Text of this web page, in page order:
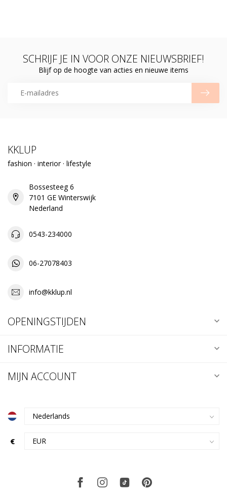
SCHRIJF JE IN VOOR ONZE NIEUWSBRIEF!
Blijf op de hoogte van acties en nieuwe items
KKLUP
fashion · interior · lifestyle
Bossesteeg 6
7101 GE Winterswijk
Nederland
0543-234000
06-27078403
info@kklup.nl
OPENINGSTIJDEN
INFORMATIE
MIJN ACCOUNT
€